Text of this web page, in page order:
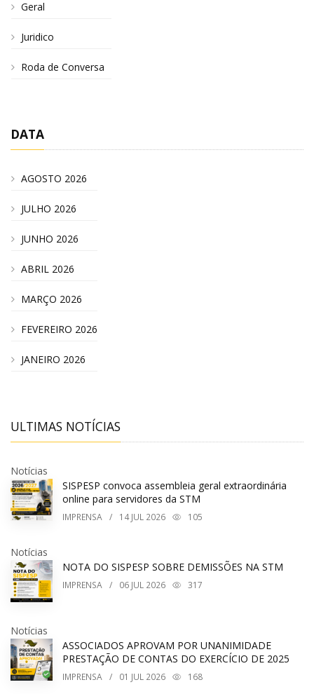
Geral
Juridico
Roda de Conversa
DATA
AGOSTO 2026
JULHO 2026
JUNHO 2026
ABRIL 2026
MARÇO 2026
FEVEREIRO 2026
JANEIRO 2026
ULTIMAS NOTÍCIAS
Notícias
SISPESP convoca assembleia geral extraordinária
online para servidores da STM
IMPRENSA / 14JUL 2026 105
Notícias
NOTA DO SISPESP SOBRE DEMISSÕES NA STM
IMPRENSA / 06 JUL 2026 317
Notícias
ASSOCIADOS APROVAM POR UNANIMIDADE
PRESTAÇÃO DE CONTAS DO EXERCÍCIO DE 2025
IMPRENSA / 01 JUL 2026 168